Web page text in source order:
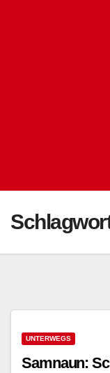
UNTERWEGS
Samnaun: